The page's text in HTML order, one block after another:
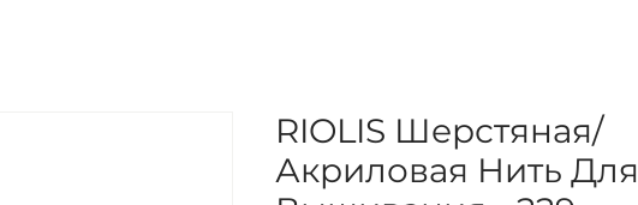
RIOLIS Шерстяная/
Акриловая Нить Для